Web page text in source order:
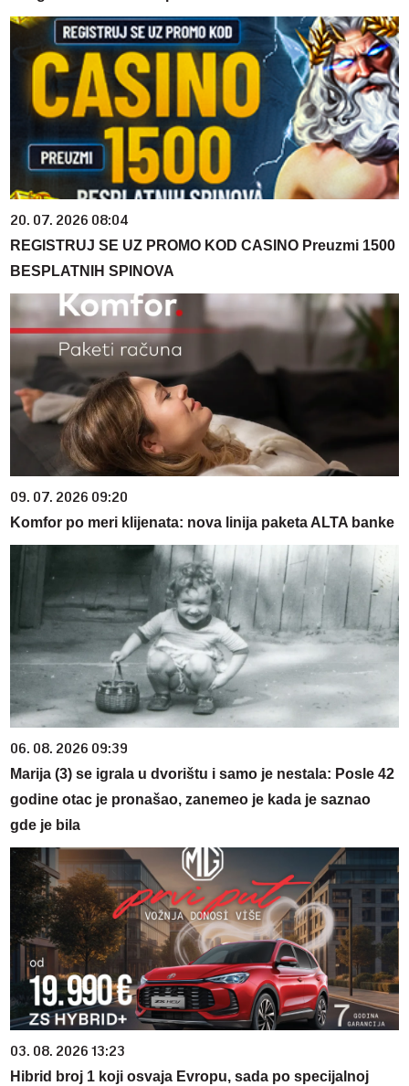
20. 07. 2026 08:04
REGISTRUJ SE UZ PROMO KOD CASINO Preuzmi 1500
BESPLATNIH SPINOVA
09. 07. 2026 09:20
Komfor po meri klijenata: nova linija paketa ALTA banke
06. 08. 2026 09:39
Marija (3) se igrala u dvorištu i samo je nestala: Posle 42
godine otac je pronašao, zanemeo je kada je saznao
gde je bila
03. 08. 2026 13:23
Hibrid broj 1 koji osvaja Evropu, sada po specijalnoj